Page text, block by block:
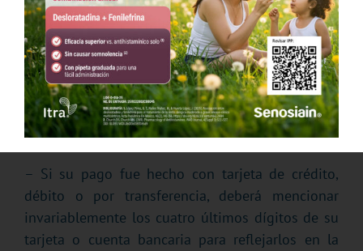
manera clara. Preferentemente deberá enviar
copia de su RFC.
– Si la factura es a nombre de una persona física,
no causa IVA, en el caso de que su pago sea
hecho para una persona moral, se cobrará el 16%
de IVA.
– Si su pago fue hecho con tarjeta de crédito,
débito o por transferencia, deberá mencionar
invariablemente los cuatro últimos dígitos de su
tarjeta o cuenta bancaria para reflejarlos en la